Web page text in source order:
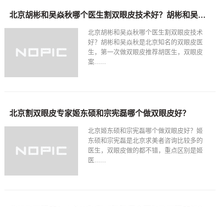
北京胡彬和吴焱秋哪个医生割双眼皮技术好？胡彬和吴焱秋双眼皮预约电话
北京胡彬和吴焱秋哪个医生割双眼皮技术
好？胡彬和吴焱秋是北京知名的双眼皮医
生，第一次做双眼皮推荐胡医生，双眼皮
案......
北京割双眼皮专家姬东硕和宗宪磊哪个做双眼皮好？
北京姬东硕和宗宪磊哪个做双眼皮好？姬
东硕和宗宪磊是北京求美者咨询比较多的
医生，双眼皮做的都不错，重点区别是姬
医......